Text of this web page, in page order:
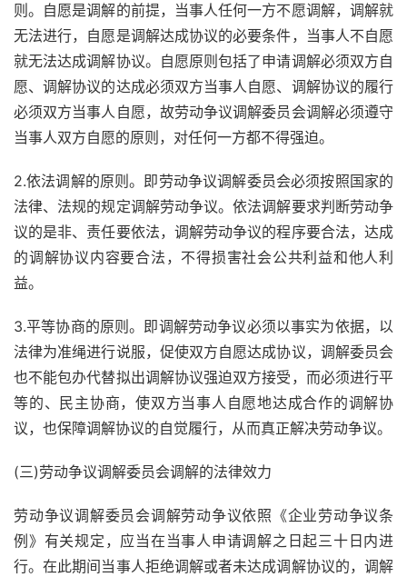
则。自愿是调解的前提，当事人任何一方不愿调解，调解就
无法进行，自愿是调解达成协议的必要条件，当事人不自愿
就无法达成调解协议。自愿原则包括了申请调解必须双方自
愿、调解协议的达成必须双方当事人自愿、调解协议的履行
必须双方当事人自愿，故劳动争议调解委员会调解必须遵守
当事人双方自愿的原则，对任何一方都不得强迫。
2.依法调解的原则。即劳动争议调解委员会必须按照国家的
法律、法规的规定调解劳动争议。依法调解要求判断劳动争
议的是非、责任要依法，调解劳动争议的程序要合法，达成
的调解协议内容要合法，不得损害社会公共利益和他人利
益。
3.平等协商的原则。即调解劳动争议必须以事实为依据，以
法律为准绳进行说服，促使双方自愿达成协议，调解委员会
也不能包办代替拟出调解协议强迫双方接受，而必须进行平
等的、民主协商，使双方当事人自愿地达成合作的调解协
议，也保障调解协议的自觉履行，从而真正解决劳动争议。
(三)劳动争议调解委员会调解的法律效力
劳动争议调解委员会调解劳动争议依照《企业劳动争议条
例》有关规定，应当在当事人申请调解之日起三十日内进
行。在此期间当事人拒绝调解或者未达成调解协议的，调解